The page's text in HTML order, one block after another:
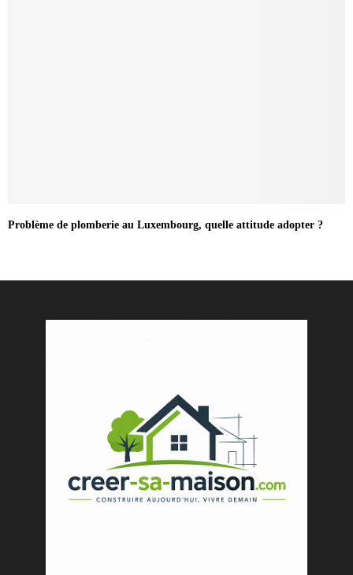
Problème de plomberie au Luxembourg, quelle attitude adopter ?